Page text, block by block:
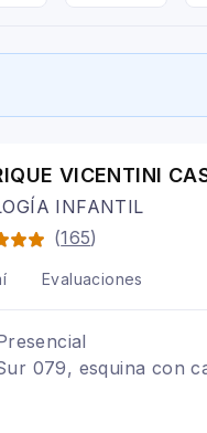
VICENTINI
INFANTIL
(165)
Evaluaciones
079, esquina con